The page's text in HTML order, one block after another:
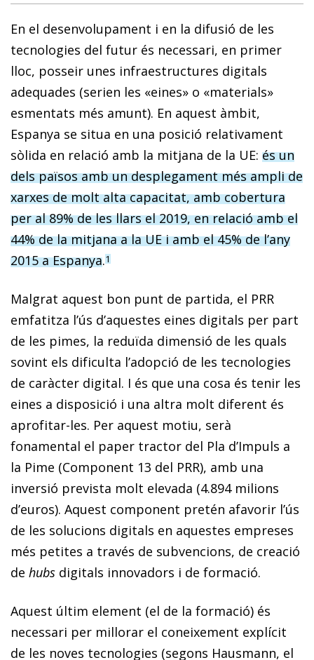
En el desenvolupament i en la difusió de les
tecnologies del futur és necessari, en primer
lloc, posseir unes infraestructures digitals
adequades (serien les «eines» o «materials»
esmentats més amunt). En aquest àmbit,
Espanya se situa en una posició relativament
sòlida en relació amb la mitjana de la UE: és un
dels països amb un desplegament més ampli de
xarxes de molt alta capacitat, amb cobertura
per al 89% de les llars el 2019, en relació amb el
44% de la mitjana a la UE i amb el 45% de l’any
2015 a Espanya.1
Malgrat aquest bon punt de partida, el PRR
emfatitza l’ús d’aquestes eines digitals per part
de les pimes, la reduïda dimensió de les quals
sovint els dificulta l’adopció de les tecnologies
de caràcter digital. I és que una cosa és tenir les
eines a disposició i una altra molt diferent és
aprofitar-les. Per aquest motiu, serà
fonamental el paper tractor del Pla d’Impuls a
la Pime (Component 13 del PRR), amb una
inversió prevista molt elevada (4.894 milions
d’euros). Aquest component pretén afavorir l’ús
de les solucions digitals en aquestes empreses
més petites a través de subvencions, de creació
de hubs digitals innovadors i de formació.
Aquest últim element (el de la formació) és
necessari per millorar el coneixement explícit
de les noves tecnologies (segons Hausmann, el